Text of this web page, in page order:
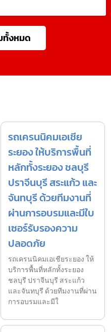
ทั้งหมด
รถเครนนิคมเอเชีย
ระยอง ให้บริการพื้นที่
หลักทั้งระยอง ชลบุรี
ปราจีนบุรี สระแก้ว และ
จันทบุรี ด้วยทีมงานที่
ผ่านการอบรมและมีใบ
เซอร์รับรองความ
ปลอดภัย
รถเครนนิคมเอเชียระยอง ให้
บริการพื้นที่หลักทั้งระยอง
ชลบุรี ปราจีนบุรี สระแก้ว
และจันทบุรี ด้วยทีมงานที่ผ่าน
การอบรมและมีใ